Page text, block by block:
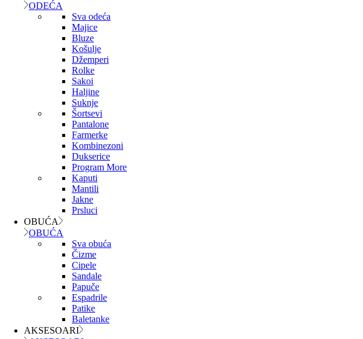
ODEĆA
Sva odeća
Majice
Bluze
Košulje
Džemperi
Rolke
Sakoi
Haljine
Suknje
Šortsevi
Pantalone
Farmerke
Kombinezoni
Dukserice
Program More
Kaputi
Mantili
Jakne
Prsluci
OBUĆA
OBUĆA
Sva obuća
Čizme
Cipele
Sandale
Papuče
Espadrile
Patike
Baletanke
AKSESOARI